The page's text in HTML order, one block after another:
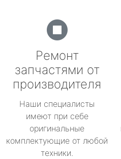
Ремонт
запчастями от
производителя
Наши специалисты
имеют при себе
оригинальные
комплектующие от любой
техники.